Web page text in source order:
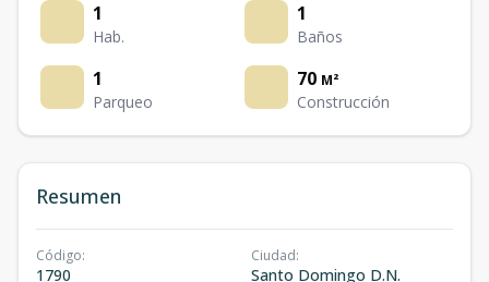
1
Hab.
1
Baños
1
Parqueo
70 M²
Construcción
Resumen
Código:
1790
Ciudad:
Santo Domingo D.N.